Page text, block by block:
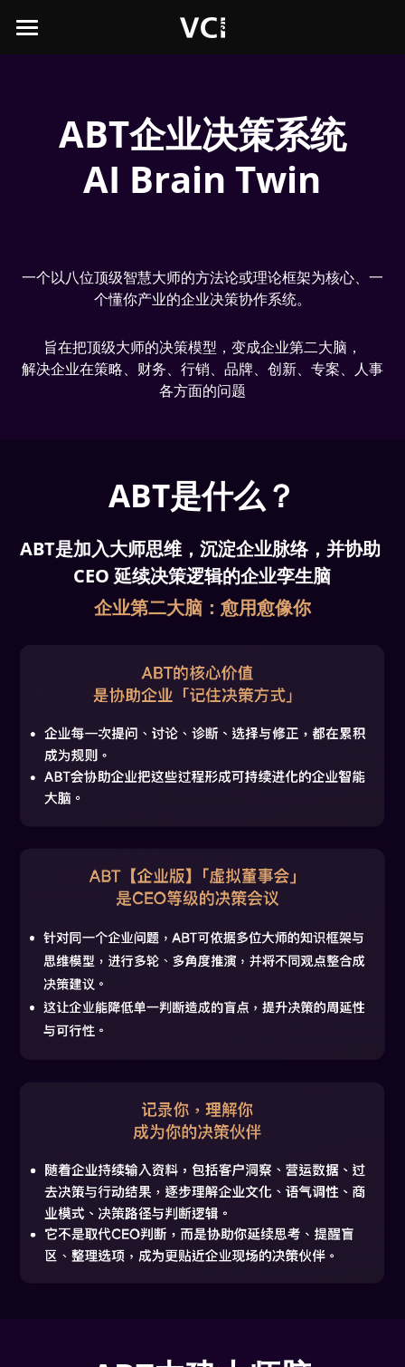
主页
课程介紹
ABT介绍
创始人暨首席顾问
顾问团队
媒体采访
登录
ABT企业决策系统
AI Brain Twin
一个以八位顶级智慧大师的方法论或理论框架为核心、一
个懂你产业的企业决策协作系统。
旨在把顶级大师的决策模型，变成企业第二大脑，
解决企业在策略、财务、行销、品牌、创新、专案、人事
各方面的问题
ABT是什么？
ABT是加入大师思维，沉淀企业脉络，并协助
CEO 延续决策逻辑的企业孪生脑
企业第二大脑：愈用愈像你
商品分类